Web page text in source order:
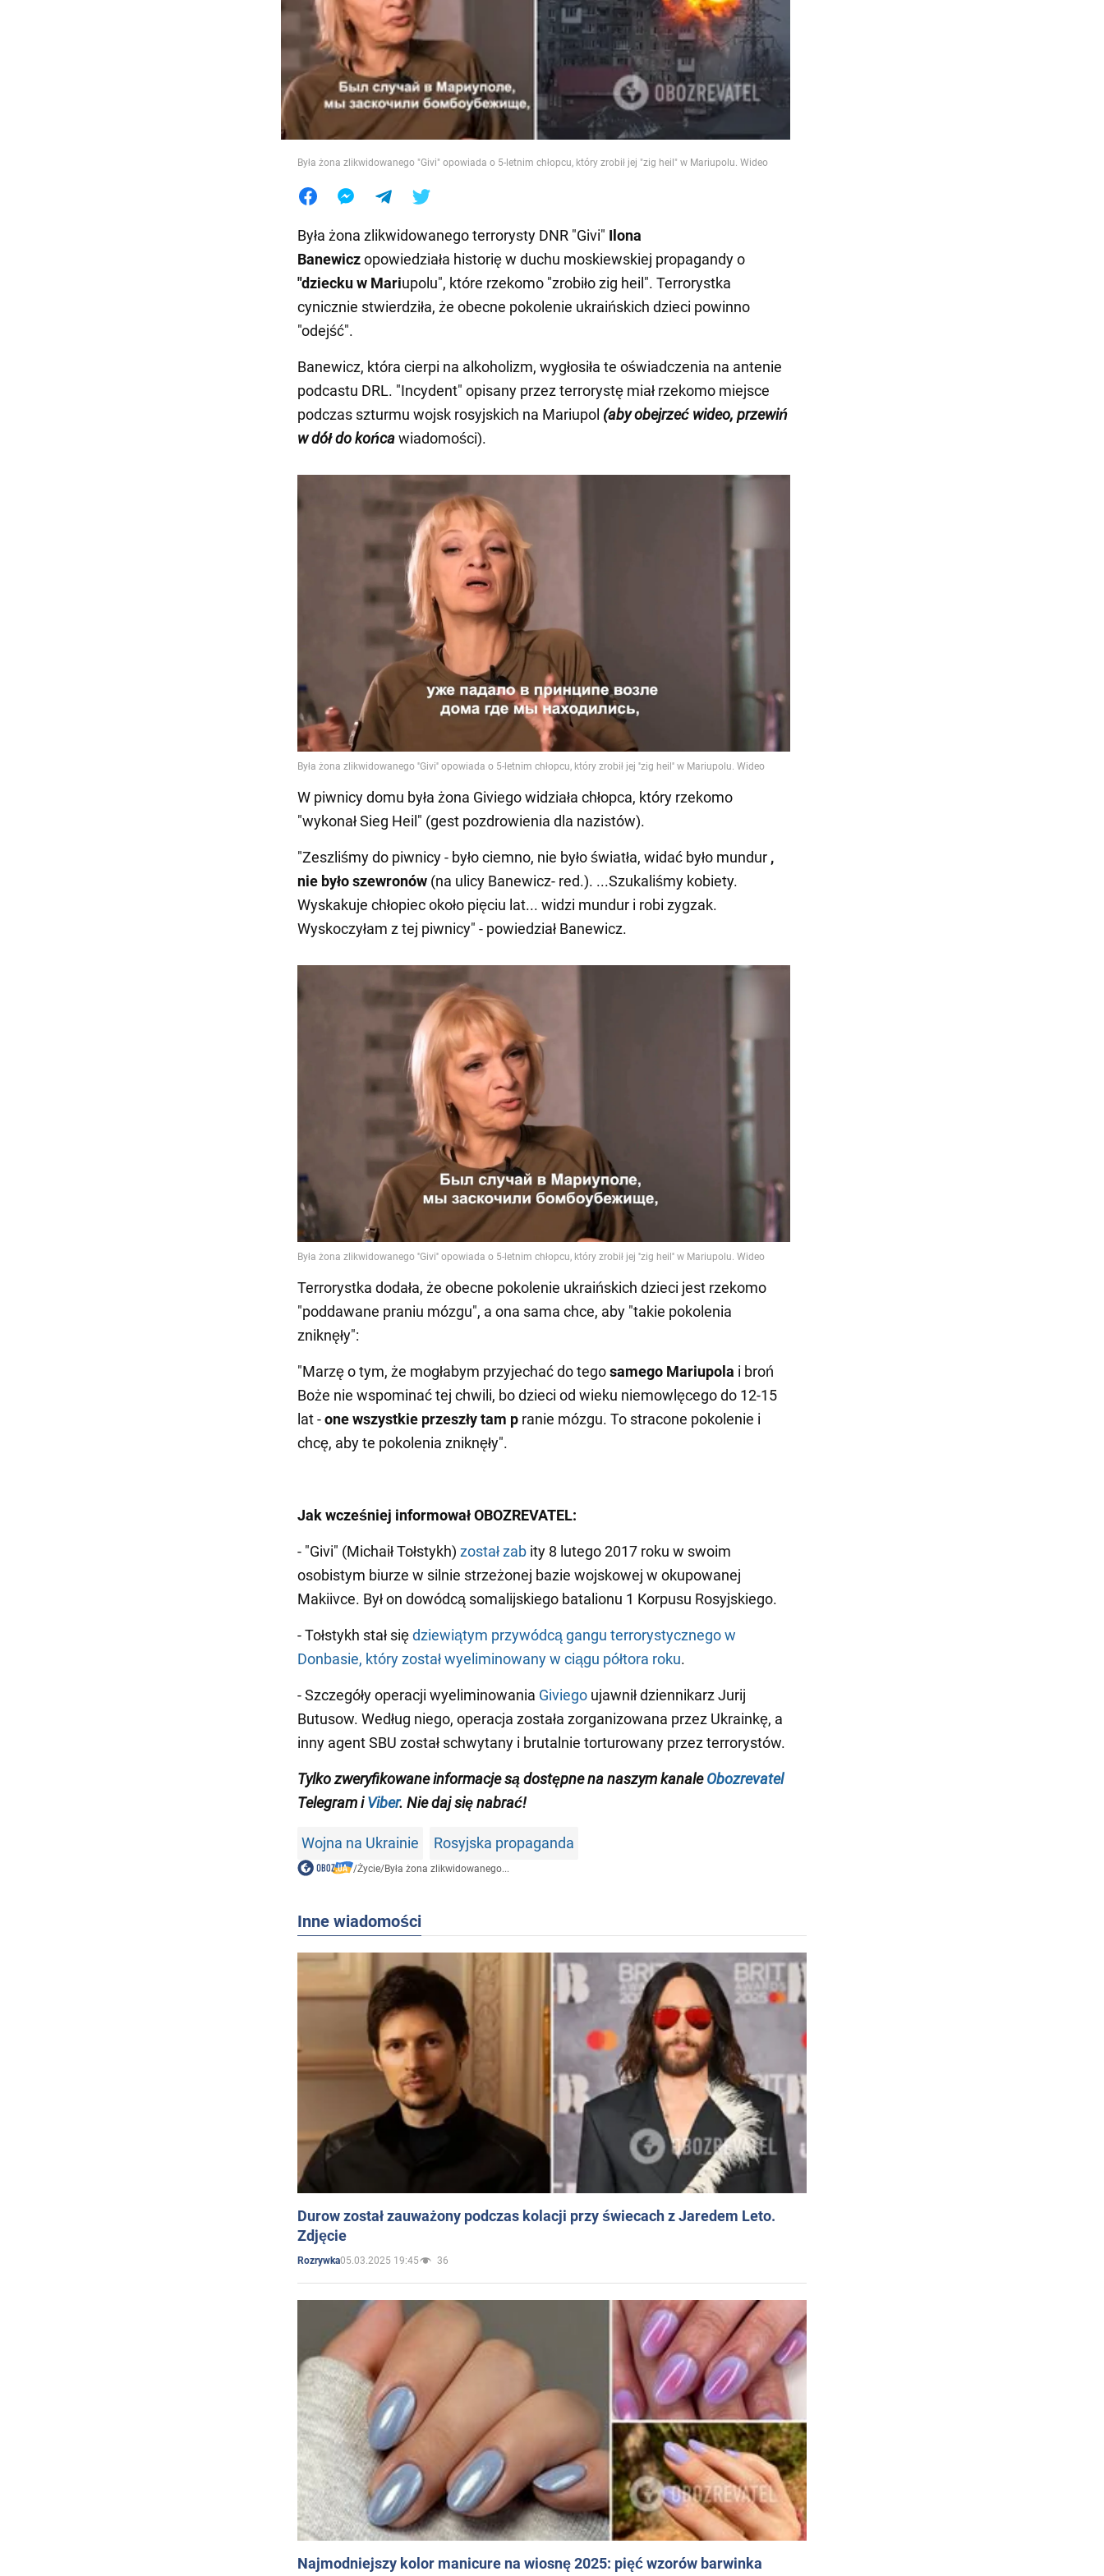
Jedzenie
Była żona zlikwidowanego "Givi" opowiada o 5-letnim chłopcu, który zrobił jej "zig heil" w Mariupolu. Wideo
Była żona zlikwidowanego terrorysty DNR "Givi" Ilona
Banewiczopowiedziała historię w duchu moskiewskiej propagandy o
"dziecku w Mariupolu", które rzekomo "zrobiło zig heil". Terrorystka
cynicznie stwierdziła, że obecne pokolenie ukraińskich dzieci powinno
"odejść".
Banewicz, która cierpi na alkoholizm, wygłosiła te oświadczenia na antenie
podcastu DRL. "Incydent" opisany przez terrorystę miał rzekomo miejsce
podczas szturmu wojsk rosyjskich na Mariupol (aby obejrzeć wideo, przewiń
w dół do końcawiadomości).
W piwnicy domu była żona Giviego widziała chłopca, który rzekomo
"wykonał Sieg Heil" (gest pozdrowienia dla nazistów).
"Zeszliśmy do piwnicy - było ciemno, nie było światła, widać było mundur ,
nie było szewronów (na ulicy Banewicz- red.). ...Szukaliśmy kobiety.
Wyskakuje chłopiec około pięciu lat... widzi mundur i robi zygzak.
Wyskoczyłam z tej piwnicy" - powiedział Banewicz.
Terrorystka dodała, że obecne pokolenie ukraińskich dzieci jest rzekomo
"poddawane praniu mózgu", a ona sama chce, aby "takie pokolenia
zniknęły":
"Marzę o tym, że mogłabym przyjechać do tegosamego Mariupola i broń
Boże nie wspominać tej chwili, bo dzieci od wieku niemowlęcego do 12-15
lat -one wszystkie przeszły tam p ranie mózgu. To stracone pokolenie i
chcę, aby te pokolenia zniknęły".
Jak wcześniej informował OBOZREVATEL:
- "Givi" (Michaił Tołstykh) został zab ity 8 lutego 2017 roku w swoim
osobistym biurze w silnie strzeżonej bazie wojskowej w okupowanej
Makiivce. Był on dowódcą somalijskiego batalionu 1 Korpusu Rosyjskiego.
- Tołstykh stał siędziewiątym przywódcą gangu terrorystycznego w
Donbasie, który został wyeliminowany w ciągu półtora roku.
- Szczegóły operacji wyeliminowania Giviego ujawnił dziennikarz Jurij
Butusow. Według niego, operacja została zorganizowana przez Ukrainkę, a
inny agent SBU został schwytany i brutalnie torturowany przez terrorystów.
Tylko zweryfikowane informacje są dostępne na naszym kanaleObozrevatel
Telegram iViber. Nie daj się nabrać!
Wojna na Ukrainie Rosyjska propaganda
/Życie/Była żona zlikwidowanego...
Inne wiadomości
Durow został zauważony podczas kolacji przy świecach z Jaredem Leto.
Zdjęcie
Rozrywka05.03.2025 19:45 36
Najmodniejszy kolor manicure na wiosnę 2025: pięć wzorów barwinka